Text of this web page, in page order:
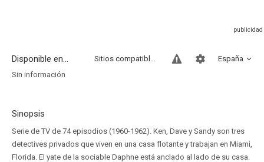
Disponible en... España
Sitios compatibles
Sin información
Sinopsis
Serie de TV de 74 episodios (1960-1962). Ken, Dave y Sandy son tres
detectives privados que viven en una casa flotante y trabajan en Miami,
Florida. El yate de la sociable Daphne está anclado al lado de su casa.